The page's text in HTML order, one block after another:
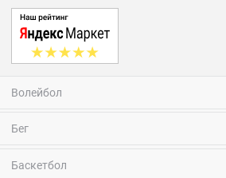
Волейбол
Бег
Баскетбол